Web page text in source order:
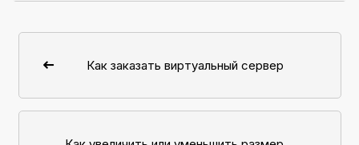
Как заказать виртуальный сервер